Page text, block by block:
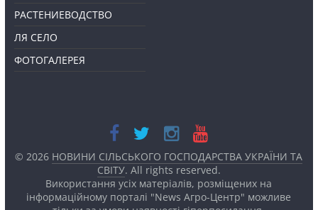
РАСТЕНИЕВОДСТВО
ЛЯ СЕЛО
ФОТОГАЛЕРЕЯ
© 2026 НОВИНИ СІЛЬСЬКОГО ГОСПОДАРСТВА УКРАЇНИ ТА
СВІТУ. All rights reserved.
Використання усіх матеріалів, розміщених на
інформаційному порталі "News Агро-Центр" можливе